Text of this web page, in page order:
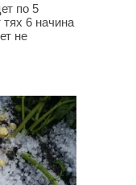
по 5
6 начина
не